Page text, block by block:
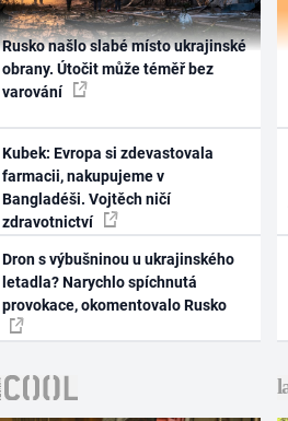
Rusko našlo slabé místo ukrajinské
obrany. Útočit může téměř bez
varování
Kubek: Evropa si zdevastovala
farmacii, nakupujeme v
Bangladéši. Vojtěch ničí
zdravotnictví
Dron s výbušninou u ukrajinského
letadla? Narychlo spíchnutá
provokace, okomentovalo Rusko